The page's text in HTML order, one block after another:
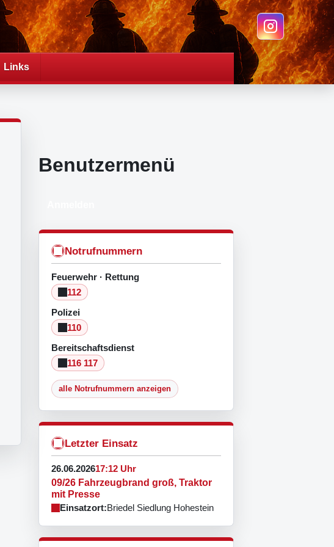
Links
Benutzermenü
Notrufnummern
Feuerwehr · Rettung
112
Polizei
110
Bereitschaftsdienst
116 117
alle Notrufnummern anzeigen
Letzter Einsatz
26.06.202617:12 Uhr
09/26 Fahrzeugbrand groß, Traktor
mit Presse
Einsatzort:Briedel Siedlung Hohestein